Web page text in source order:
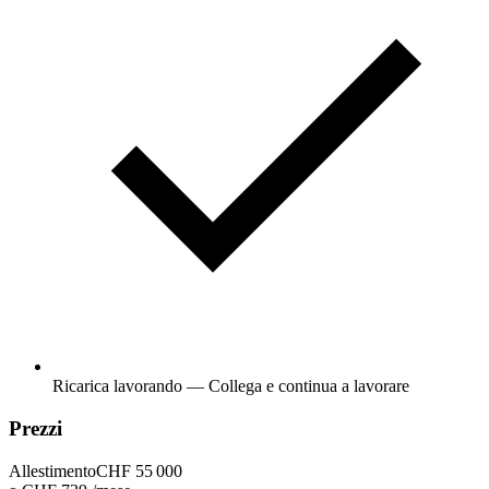
Ricarica lavorando — Collega e continua a lavorare
Prezzi
AllestimentoCHF 55 000